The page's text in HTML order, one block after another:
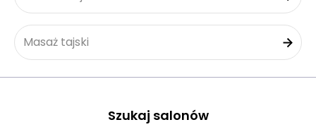
Masaż tajski
Szukaj salonów